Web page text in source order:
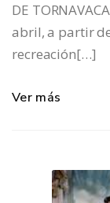
DE
abril, a partir
recreación[…]
Ver más